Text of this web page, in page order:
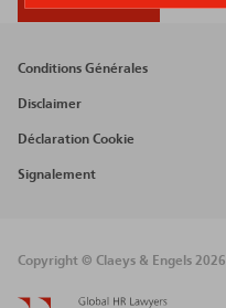
Footer
menu
Conditions Générales
Disclaimer
Déclaration Cookie
Signalement
Copyright © Claeys & Engels 2026